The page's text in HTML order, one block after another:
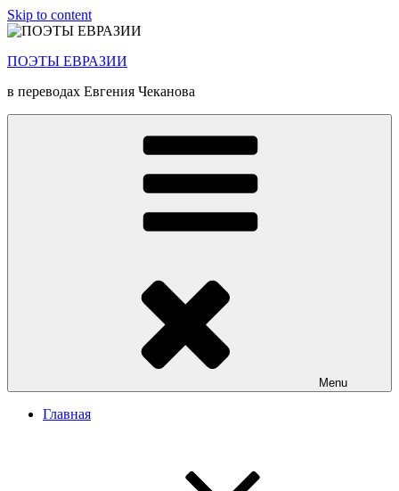
Skip to content
ПОЭТЫ ЕВРАЗИИ
в переводах Евгения Чеканова
Menu
Главная